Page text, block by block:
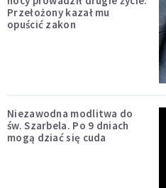
Przełożony kazał mu
opuścić zakon
Niezawodna modlitwa do
św. Szarbela. Po 9 dniach
mogą dziać się cuda